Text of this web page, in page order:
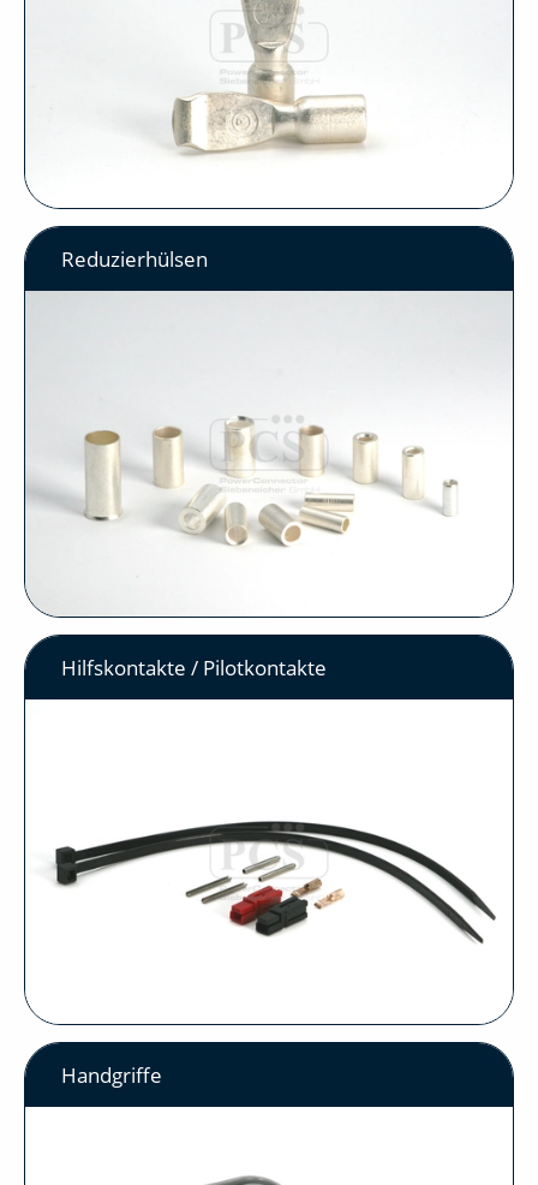
Reduzierhülsen
Hilfskontakte / Pilotkontakte
Handgriffe